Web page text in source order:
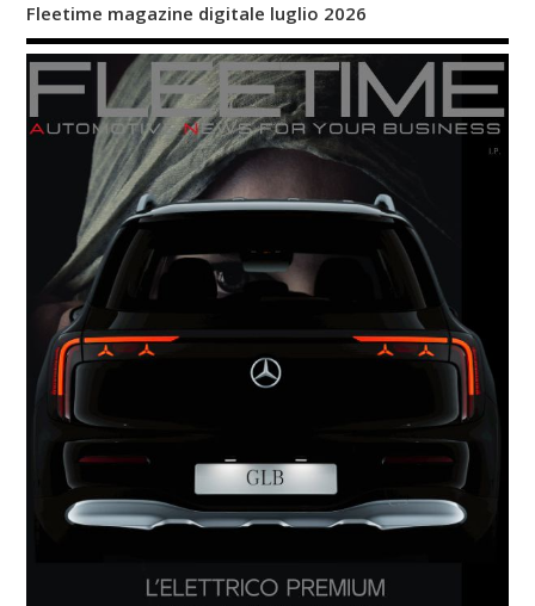
Fleetime magazine digitale luglio 2026